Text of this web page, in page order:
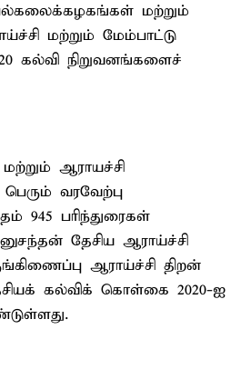
மற்றும்
மற்றும் மேம்பாட்டு
கல்வி நிறுவனங்களைச்
மற்றும் ஆராயச்சி
பெரும் வரவேற்பு
945 பரிந்துரைகள்
தேசிய ஆராய்ச்சி
ஆராய்ச்சி திறன்
கல்விக் கொள்கை 2020-ஐ